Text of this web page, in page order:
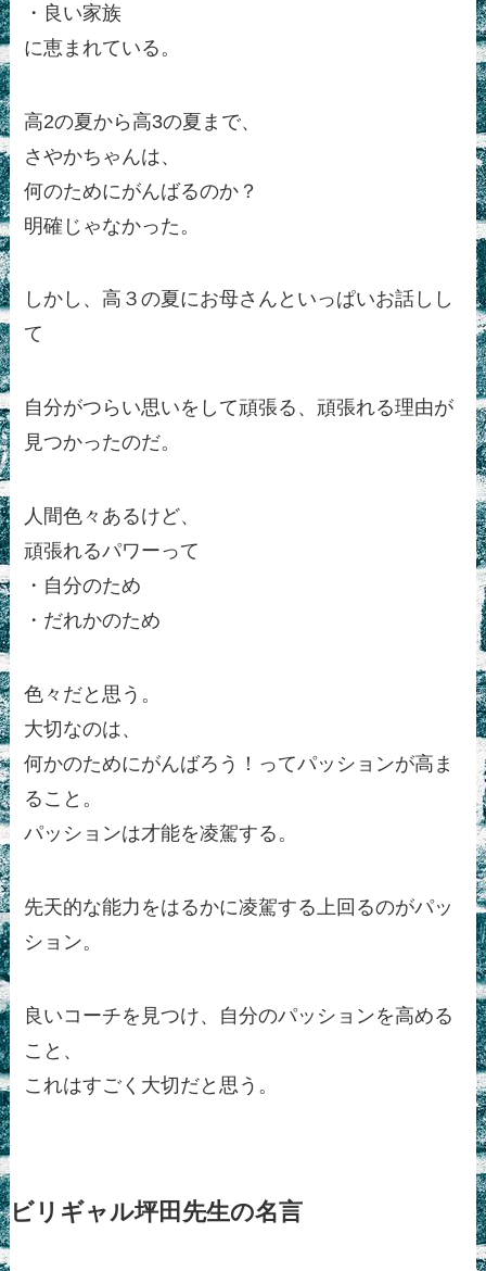
・良い家族
に恵まれている。
高2の夏から高3の夏まで、
さやかちゃんは、
何のためにがんばるのか？
明確じゃなかった。
しかし、高３の夏にお母さんといっぱいお話しし
て
自分がつらい思いをして頑張る、頑張れる理由が
見つかったのだ。
人間色々あるけど、
頑張れるパワーって
・自分のため
・だれかのため
色々だと思う。
大切なのは、
何かのためにがんばろう！ってパッションが高ま
ること。
パッションは才能を凌駕する。
先天的な能力をはるかに凌駕する上回るのがパッ
ション。
良いコーチを見つけ、自分のパッションを高める
こと、
これはすごく大切だと思う。
ビリギャル坪田先生の名言